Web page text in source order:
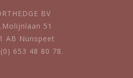
BV
51
AB Nunspeet
653 48 80 78.